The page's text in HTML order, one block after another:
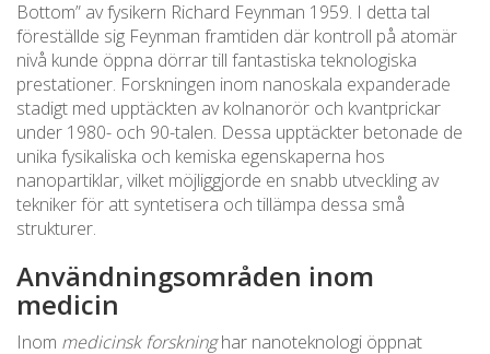
Bottom” av fysikern Richard Feynman 1959. I detta tal
föreställde sig Feynman framtiden där kontroll på atomär
nivå kunde öppna dörrar till fantastiska teknologiska
prestationer. Forskningen inom nanoskala expanderade
stadigt med upptäckten av kolnanorör och kvantprickar
under 1980- och 90-talen. Dessa upptäckter betonade de
unika fysikaliska och kemiska egenskaperna hos
nanopartiklar, vilket möjliggjorde en snabb utveckling av
tekniker för att syntetisera och tillämpa dessa små
strukturer.
Användningsområden inom
medicin
Inom medicinsk forskninghar nanoteknologi öppnat